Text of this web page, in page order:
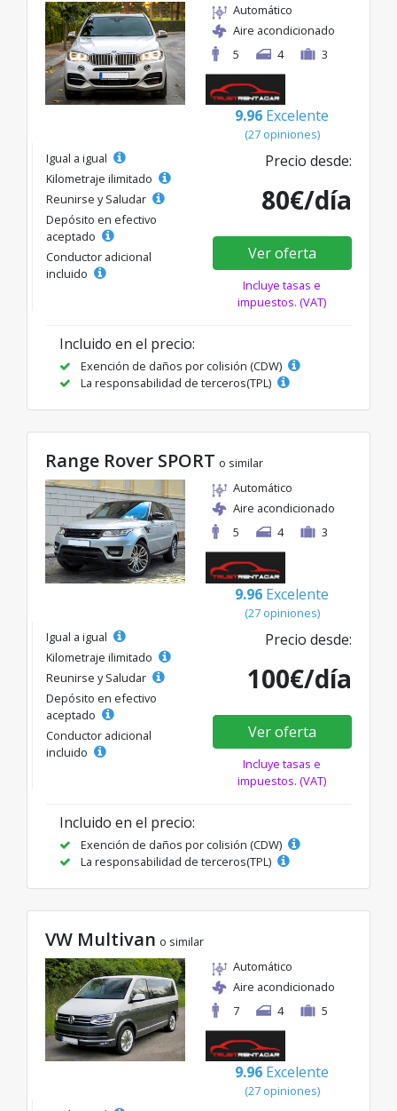
Automático
Aire acondicionado
5
4 3
9.96 Excelente
(27 opiniones)
Igual a igual
Kilometraje ilimitado
Reunirse y Saludar
Depósito en efectivo
aceptado
Conductor adicional
incluido
Precio desde:
80€/día
Ver oferta
Incluye tasas e
impuestos. (VAT)
Incluido en el precio:
Exención de daños por colisión (CDW)
La responsabilidad de terceros(TPL)
Range Rover SPORT o similar
Automático
Aire acondicionado
5
4 3
9.96 Excelente
(27 opiniones)
Igual a igual
Kilometraje ilimitado
Reunirse y Saludar
Depósito en efectivo
aceptado
Conductor adicional
incluido
Precio desde:
100€/día
Ver oferta
Incluye tasas e
impuestos. (VAT)
Incluido en el precio:
Exención de daños por colisión (CDW)
La responsabilidad de terceros(TPL)
VW Multivan o similar
Automático
Aire acondicionado
7
4 5
9.96 Excelente
(27 opiniones)